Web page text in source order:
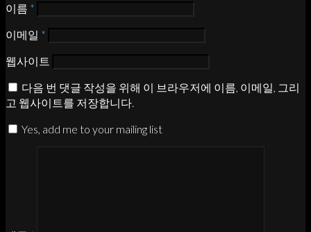
이름 *
이메일 *
웹사이트
다음 번 댓글 작성을 위해 이 브라우저에 이름, 이메일, 그리
고 웹사이트를 저장합니다.
Yes, add me to your mailing list